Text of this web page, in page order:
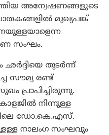
അന്വേഷണങ്ങളുടെ
മുഖ്യപങ്ക്
സംഘം.
തുടര്‍ന്ന്
സൗമ്യ രണ്ട്
പ്രാപിച്ചിരുന്നു.
നിന്നുള്ള
ഡോ.കെ.എസ്.
നാലംഗ സംഘവും